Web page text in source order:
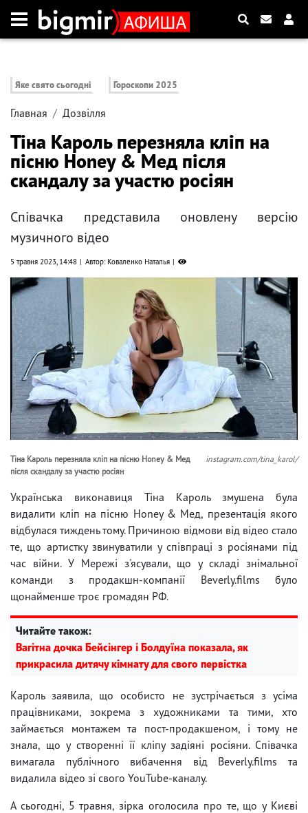
Яке свято сьогодні Гороскопи 2025
Главная Дозвілля
Тіна Кароль перезняла кліп на
пісню Honey & Мед після
скандалу за участю росіян
Співачка представила оновлену версію
музичного відео
5 травня 2023, 14:48 Автор: Коваленко Наталья
Тіна Кароль перезняла кліп на пісню Honey & Мед
після скандалу за участю росіян
instagram.com/tina_karol/
Українська виконавиця Тіна Кароль змушена була
видалити кліп на пісню Honey & Мед, презентація якого
відбулася тиждень тому. Причиною відмови від відео стало
те, що артистку звинуватили у співпраці з росіянами під
час війни. У Мережі з'ясували, що у складі знімальної
команди з продакшн-компанії Beverly.films було
щонайменше троє громадян РФ.
Читайте також:
Вагітна дочка Бейсінгер і Болдуїна показала, як
прикрасила дитячу кімнату для свого первістка
Кароль заявила, що особисто не зустрічається з усіма
працівниками, зокрема з художниками та тими, хто
займається монтажем та пост-продакшеном, і тому не
знала, що у створенні її кліпу задіяні росіяни. Співачка
вимагала публічного вибачення від Beverly.films та
видалила відео зі свого YouTube-каналу.
А сьогодні, 5 травня, зірка оголосила про те, що у Києві